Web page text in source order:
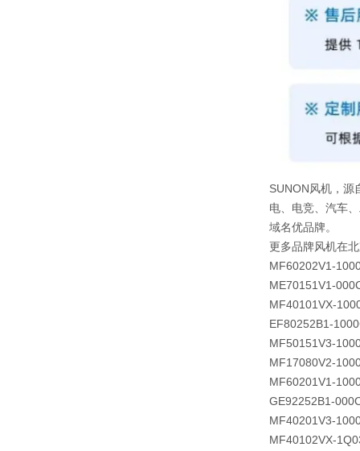
SUNON风机，源
电、电竞、汽车
域名优品牌。
更多品牌风机在
MF60202V1-
ME70151V1-
MF40101VX-
EF80252B1-
MF50151V3-
MF17080V2-
MF60201V1-
GE92252B1-
MF40201V3-
MF40102VX-